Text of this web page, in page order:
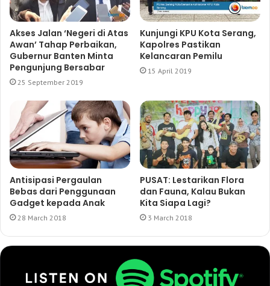
Akses Jalan ‘Negeri di Atas
Awan’ Tahap Perbaikan,
Gubernur Banten Minta
Pengunjung Bersabar
25 September 2019
Kunjungi KPU Kota Serang,
Kapolres Pastikan
Kelancaran Pemilu
15 April 2019
Antisipasi Pergaulan
Bebas dari Penggunaan
Gadget kepada Anak
28 March 2018
PUSAT: Lestarikan Flora
dan Fauna, Kalau Bukan
Kita Siapa Lagi?
3 March 2018